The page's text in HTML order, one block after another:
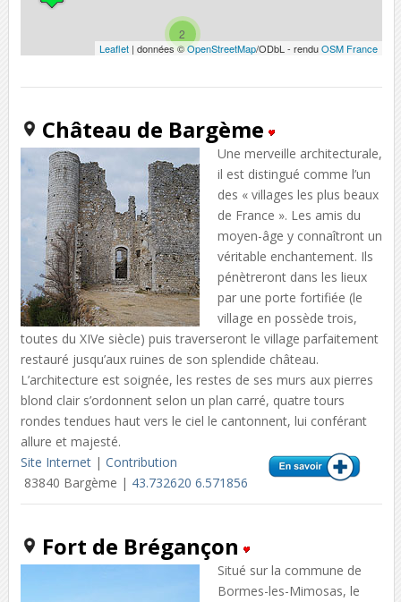
2
Leaflet | données ©OpenStreetMap/ODbL - renduOSM France
Château de Bargème
Une merveille architecturale,
il est distingué comme l’un
des « villages les plus beaux
de France ». Les amis du
moyen-âge y connaîtront un
véritable enchantement. Ils
pénètreront dans les lieux
par une porte fortifiée (le
village en possède trois,
toutes du XIVe siècle) puis traverseront le village parfaitement
restauré jusqu’aux ruines de son splendide château.
L’architecture est soignée, les restes de ses murs aux pierres
blond clair s’ordonnent selon un plan carré, quatre tours
rondes tendues haut vers le ciel le cantonnent, lui conférant
allure et majesté.
Site Internet| Contribution
83840 Bargème | 43.732620 6.571856
Fort de Brégançon
Situé sur la commune de
Bormes-les-Mimosas, le